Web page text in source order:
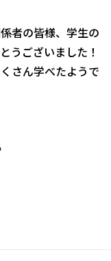
者の皆様、学生の
うございました！
さん学べたようで